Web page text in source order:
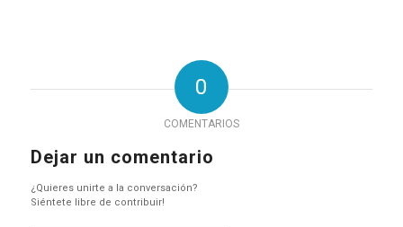
0
COMENTARIOS
Dejar un comentario
¿Quieres unirte a la conversación?
Siéntete libre de contribuir!